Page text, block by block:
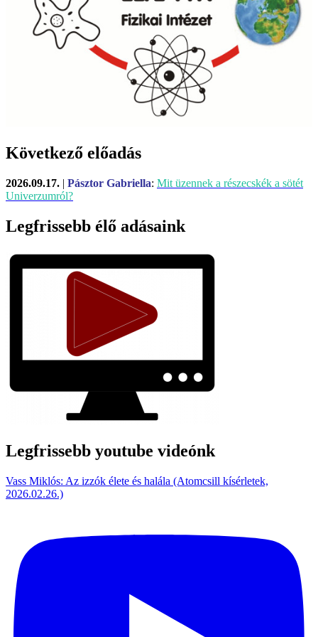
Következő előadás
2026.09.17. | Pásztor Gabriella: Mit üzennek a részecskék a sötét
Univerzumról?
Legfrissebb élő adásaink
Legfrissebb youtube videónk
Vass Miklós: Az izzók élete és halála (Atomcsill kísérletek,
2026.02.26.)